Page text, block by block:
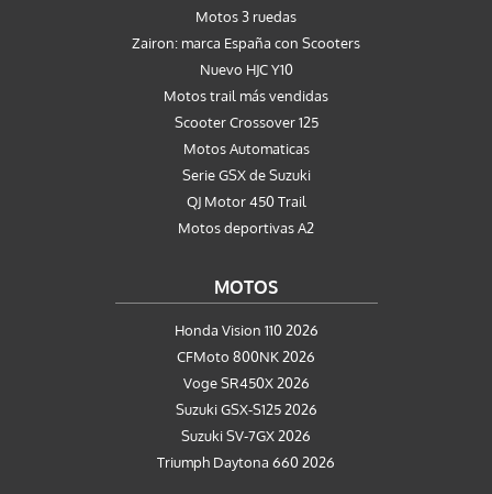
Motos 3 ruedas
Zairon: marca España con Scooters
Nuevo HJC Y10
Motos trail más vendidas
Scooter Crossover 125
Motos Automaticas
Serie GSX de Suzuki
QJ Motor 450 Trail
Motos deportivas A2
MOTOS
Honda Vision 110 2026
CFMoto 800NK 2026
Voge SR450X 2026
Suzuki GSX-S125 2026
Suzuki SV-7GX 2026
Triumph Daytona 660 2026